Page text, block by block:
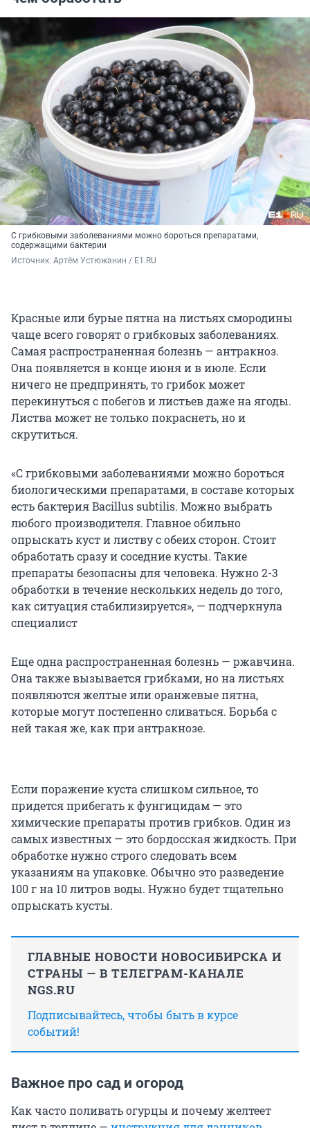
С грибковыми заболеваниями можно бороться препаратами,
содержащими бактерии
Источник: Артём Устюжанин / E1.RU
Красные или бурые пятна на листьях смородины
чаще всего говорят о грибковых заболеваниях.
Самая распространенная болезнь — антракноз.
Она появляется в конце июня и в июле. Если
ничего не предпринять, то грибок может
перекинуться с побегов и листьев даже на ягоды.
Листва может не только покраснеть, но и
скрутиться.
«С грибковыми заболеваниями можно бороться
биологическими препаратами, в составе которых
есть бактерия Bacillus subtilis. Можно выбрать
любого производителя. Главное обильно
опрыскать куст и листву с обеих сторон. Стоит
обработать сразу и соседние кусты. Такие
препараты безопасны для человека. Нужно 2-3
обработки в течение нескольких недель до того,
как ситуация стабилизируется», — подчеркнула
специалист
Еще одна распространенная болезнь — ржавчина.
Она также вызывается грибками, но на листьях
появляются желтые или оранжевые пятна,
которые могут постепенно сливаться. Борьба с
ней такая же, как при антракнозе.
Если поражение куста слишком сильное, то
придется прибегать к фунгицидам — это
химические препараты против грибков. Один из
самых известных — это бордосская жидкость. При
обработке нужно строго следовать всем
указаниям на упаковке. Обычно это разведение
100 г на 10 литров воды. Нужно будет тщательно
опрыскать кусты.
ГЛАВНЫЕ НОВОСТИ НОВОСИБИРСКА И
СТРАНЫ — В ТЕЛЕГРАМ-КАНАЛЕ
NGS.RU
Подписывайтесь, чтобы быть в курсе
событий!
Важное про сад и огород
Как часто поливать огурцы и почему желтеет